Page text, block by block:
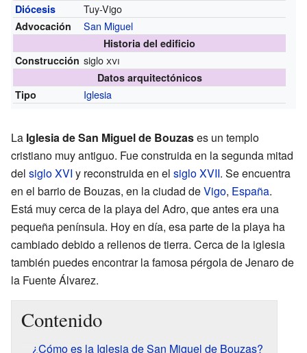
Diócesis Tuy-Vigo
Advocación San Miguel
Historia del edificio
Construcción sigloxvi
Datos arquitectónicos
Tipo
Iglesia
La Iglesia de San Miguel de Bouzases un templo
cristiano muy antiguo. Fue construida en la segunda mitad
del siglo XVI y reconstruida en el siglo XVII. Se encuentra
en el barrio de Bouzas, en la ciudad deVigo, España.
Está muy cerca de la playa del Adro, que antes era una
pequeña península. Hoy en día, esa parte de la playa ha
cambiado debido a rellenos de tierra. Cerca de la iglesia
también puedes encontrar la famosa pérgola de Jenaro de
la Fuente Álvarez.
Contenido
¿Cómo es la Iglesia de San Miguel de Bouzas?